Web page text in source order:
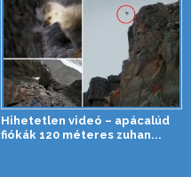
Hihetetlen videó – apácalúd
fiókák 120 méteres zuhan...